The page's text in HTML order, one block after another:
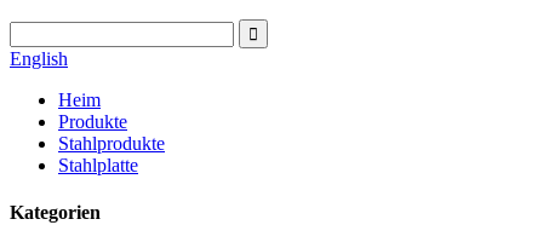
English
Heim
Produkte
Stahlprodukte
Stahlplatte
Kategorien